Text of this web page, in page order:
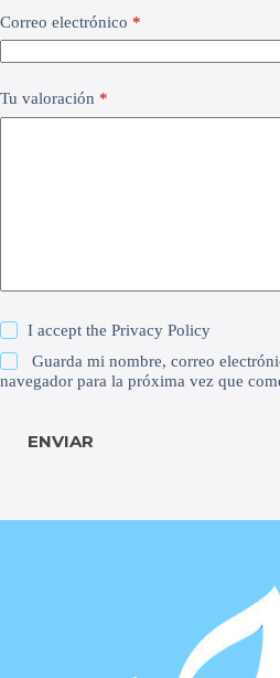
Correo electrónico *
Tu valoración *
I accept thePrivacy Policy
Guarda mi nombre, correo
navegador para la próxima vez que
ENVIAR